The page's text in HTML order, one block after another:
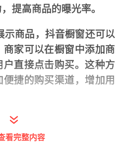
提高商品的曝光率。
示商品，抖音橱窗还可以
家可以在橱窗中添加商
直接点击购买。这种方
捷的购买渠道，增加用
窗还可以帮助商家增加粉
品感兴趣时，可以关注商
看完整内容